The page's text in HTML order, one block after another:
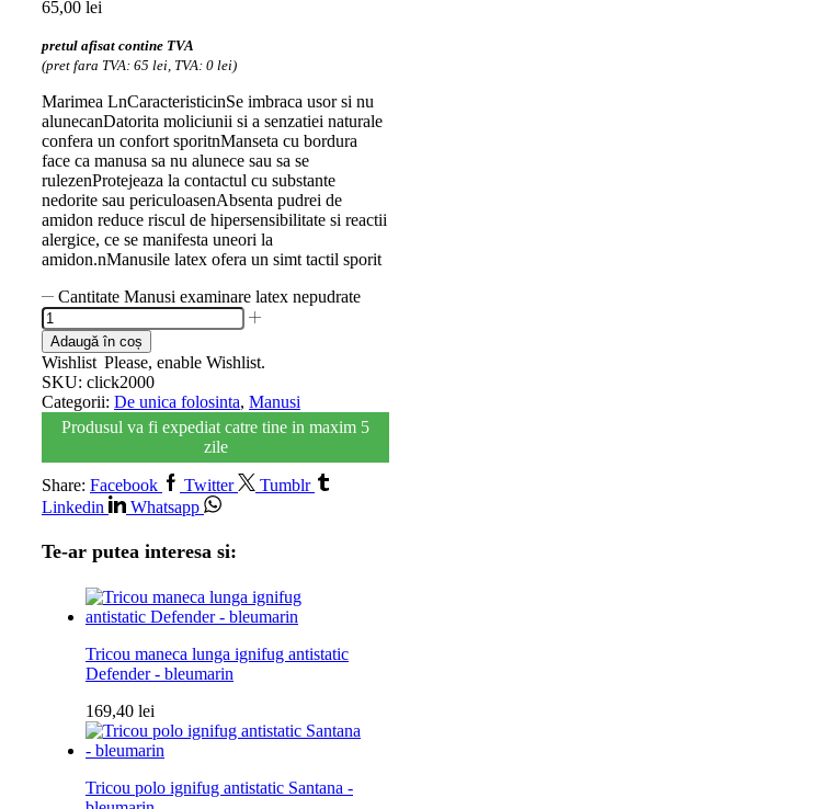
65,00 lei
pretul afisat contine TVA
(pret fara TVA: 65 lei, TVA: 0 lei)
Marimea LnCaracteristicinSe imbraca usor si nu
alunecanDatorita moliciunii si a senzatiei naturale
confera un confort sporitnManseta cu bordura
face ca manusa sa nu alunece sau sa se
rulezenProtejeaza la contactul cu substante
nedorite sau periculoasenAbsenta pudrei de
amidon reduce riscul de hipersensibilitate si reactii
alergice, ce se manifesta uneori la
amidon.nManusile latex ofera un simt tactil sporit
Cantitate Manusi examinare latex nepudrate
Adaugă în coș
Wishlist Please, enable Wishlist.
SKU: click2000
Categorii: De unica folosinta, Manusi
Produsul va fi expediat catre tine in maxim 5
zile
Share: Facebook Twitter
Tumblr
Linkedin
Whatsapp
Te-ar putea interesa si:
Tricou maneca lunga ignifug antistatic
Defender - bleumarin
169,40 lei
Tricou polo ignifug antistatic Santana -